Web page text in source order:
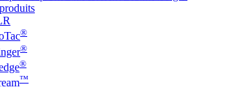
®
®
®
™